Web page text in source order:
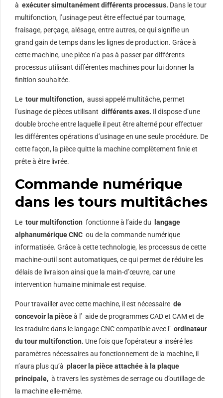
à exécuter simultanément différents processus. Dans le tour
multifonction, l’usinage peut être effectué par tournage,
fraisage, perçage, alésage, entre autres, ce qui signifie un
grand gain de temps dans les lignes de production. Grâce à
cette machine, une pièce n’a pas à passer par différents
processus utilisant différentes machines pour lui donner la
finition souhaitée.
Le tour multifonction, aussi appelé multitâche, permet
l’usinage de pièces utilisant différents axes. Il dispose d’une
double broche entre laquelle il peut être alterné pour effectuer
les différentes opérations d’usinage en une seule procédure. De
cette façon, la pièce quitte la machine complètement finie et
prête à être livrée.
Commande numérique
dans les tours multitâches
Le tour multifonction fonctionne à l’aide du
langage
alphanumérique CNC ou de la commande numérique
informatisée. Grâce à cette technologie, les processus de cette
machine-outil sont automatiques, ce qui permet de réduire les
délais de livraison ainsi que la main-d’œuvre, car une
intervention humaine minimale est requise.
Pour travailler avec cette machine, il est nécessaire de
concevoir la pièceà l’ aide de programmes CAD et CAM et de
les traduire dans le langage CNC compatible avec l’ ordinateur
du tour multifonction. Une fois que l’opérateur a inséré les
paramètres nécessaires au fonctionnement de la machine, il
n’aura plus qu’à placer la pièce attachée à la plaque
principale, à travers les systèmes de serrage ou d’outillage de
la machine elle-même.